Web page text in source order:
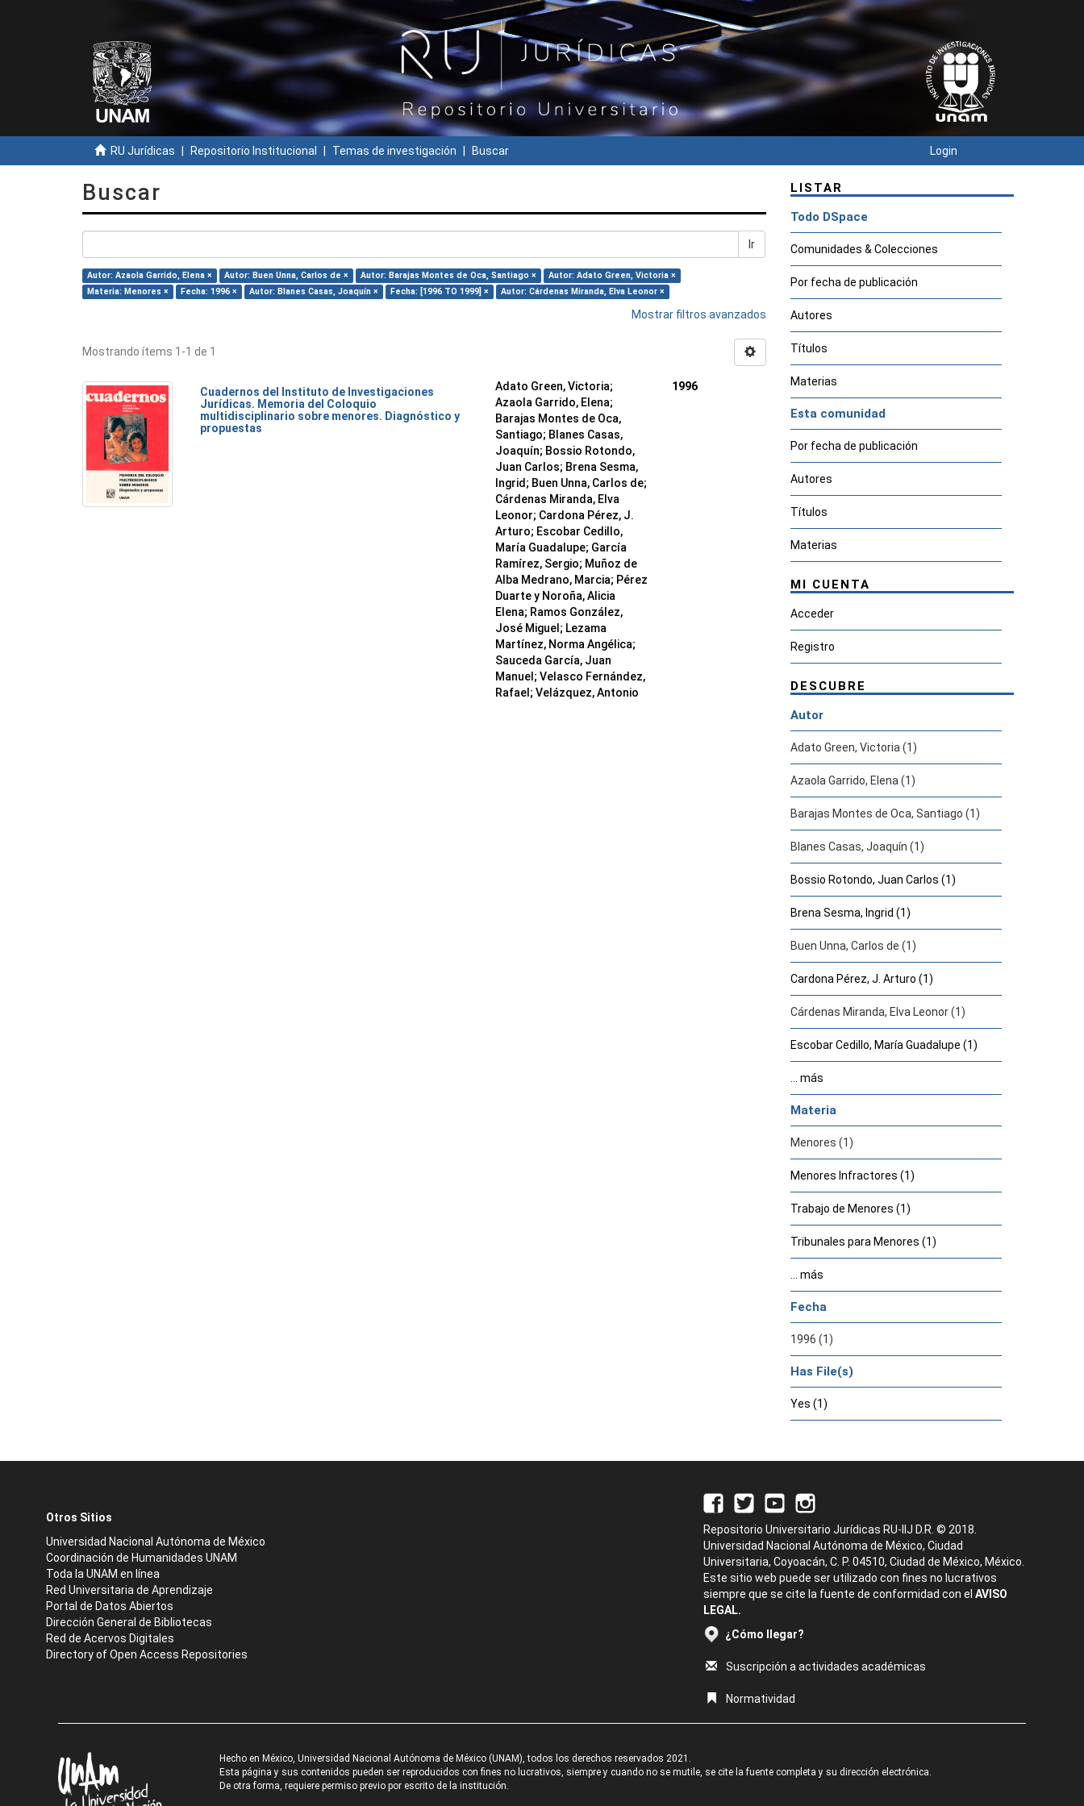
RU Jurídicas Repositorio Institucional Temas de investigación Buscar Login
Buscar
Ir
Autor: Azaola Garrido, Elena × Autor: Buen Unna, Carlos de × Autor: Barajas Montes de Oca, Santiago ×
Autor: Adato Green, Victoria ×
Materia: Menores ×
Fecha: 1996 × Autor: Blanes Casas, Joaquín × Fecha: [1996 TO 1999] × Autor: Cárdenas Miranda, Elva Leonor ×
Mostrar filtros avanzados
Mostrando ítems 1-1 de 1
Cuadernos del Instituto de Investigaciones
Jurídicas. Memoria del Coloquio
multidisciplinario sobre menores. Diagnóstico y
propuestas
Adato Green, Victoria;
Azaola Garrido, Elena;
Barajas Montes de Oca,
Santiago; Blanes Casas,
Joaquín; Bossio Rotondo,
Juan Carlos; Brena Sesma,
Ingrid; Buen Unna, Carlos de;
Cárdenas Miranda, Elva
Leonor; Cardona Pérez, J.
Arturo; Escobar Cedillo,
María Guadalupe; García
Ramírez, Sergio; Muñoz de
Alba Medrano, Marcia; Pérez
Duarte y Noroña, Alicia
Elena; Ramos González,
José Miguel; Lezama
Martínez, Norma Angélica;
Sauceda García, Juan
Manuel; Velasco Fernández,
Rafael; Velázquez, Antonio
1996
LISTAR
Todo DSpace
Comunidades & Colecciones
Por fecha de publicación
Autores
Títulos
Materias
Esta comunidad
Por fecha de publicación
Autores
Títulos
Materias
MI CUENTA
Acceder
Registro
DESCUBRE
Autor
Adato Green, Victoria (1)
Azaola Garrido, Elena (1)
Barajas Montes de Oca, Santiago (1)
Blanes Casas, Joaquín (1)
Bossio Rotondo, Juan Carlos (1)
Brena Sesma, Ingrid (1)
Buen Unna, Carlos de (1)
Cardona Pérez, J. Arturo (1)
Cárdenas Miranda, Elva Leonor (1)
Escobar Cedillo, María Guadalupe (1)
... más
Materia
Menores (1)
Menores Infractores (1)
Trabajo de Menores (1)
Tribunales para Menores (1)
... más
Fecha
1996 (1)
Has File(s)
Yes (1)
Otros Sitios
Universidad Nacional Autónoma de México
Coordinación de Humanidades UNAM
Toda la UNAM en línea
Red Universitaria de Aprendizaje
Portal de Datos Abiertos
Dirección General de Bibliotecas
Red de Acervos Digitales
Directory of Open Access Repositories
Repositorio Universitario Jurídicas RU-IIJ D.R. © 2018.
Universidad Nacional Autónoma de México, Ciudad
Universitaria, Coyoacán, C. P. 04510, Ciudad de México, México.
Este sitio web puede ser utilizado con fines no lucrativos
siempre que se cite la fuente de conformidad con el AVISO
LEGAL.
¿Cómo llegar?
Suscripción a actividades académicas
Normatividad
Hecho en México, Universidad Nacional Autónoma de México (UNAM), todos los derechos reservados 2021.
Esta página y sus contenidos pueden ser reproducidos con fines no lucrativos, siempre y cuando no se mutile, se cite la fuente completa y su dirección electrónica.
De otra forma, requiere permiso previo por escrito de la institución.